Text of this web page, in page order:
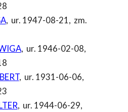
, ur. 1947-08-21, zm.
, ur. 1946-02-08,
, ur. 1931-06-06,
, ur. 1944-06-29,